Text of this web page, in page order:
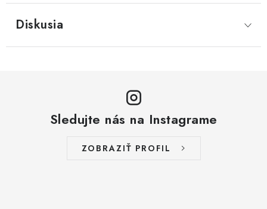
Diskusia
Sledujte nás na Instagrame
ZOBRAZIŤ PROFIL